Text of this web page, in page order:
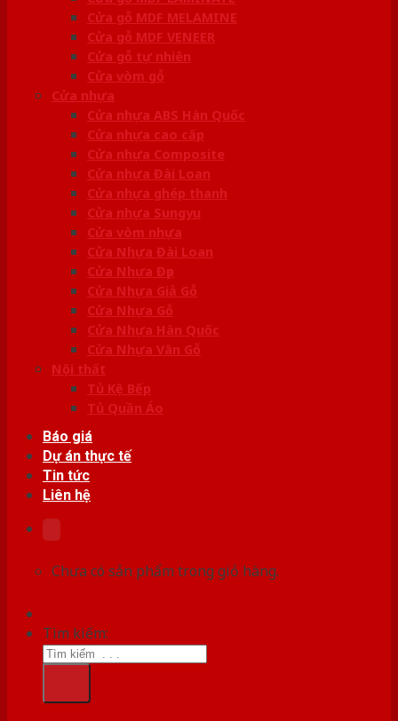
Cửa gỗ MDF MELAMINE
Cửa gỗ MDF VENEER
Cửa gỗ tự nhiên
Cửa vòm gỗ
Cửa nhựa
Cửa nhựa ABS Hàn Quốc
Cửa nhựa cao cấp
Cửa nhựa Composite
Cửa nhựa Đài Loan
Cửa nhựa ghép thanh
Cửa nhựa Sungyu
Cửa vòm nhựa
Cửa Nhựa Đài Loan
Cửa Nhựa Đẹp
Cửa Nhựa Giả Gỗ
Cửa Nhựa Gỗ
Cửa Nhựa Hàn Quốc
Cửa Nhựa Vân Gỗ
Nội thất
Tủ Kệ Bếp
Tủ Quần Áo
Báo giá
Dự án thực tế
Tin tức
Liên hệ
Chưa có sản phẩm trong giỏ hàng.
Tìm kiếm: